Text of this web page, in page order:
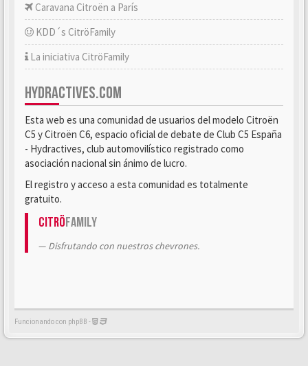
Caravana Citroën a París
KDD´s CitröFamily
La iniciativa CitröFamily
HYDRACTIVES.COM
Esta web es una comunidad de usuarios del modelo Citroën
C5 y Citroën C6, espacio oficial de debate de Club C5 España
- Hydractives, club automovilístico registrado como
asociación nacional sin ánimo de lucro.
El registro y acceso a esta comunidad es totalmente
gratuito.
CitröFamily
Disfrutando con nuestros chevrones.
Funcionando con phpBB -